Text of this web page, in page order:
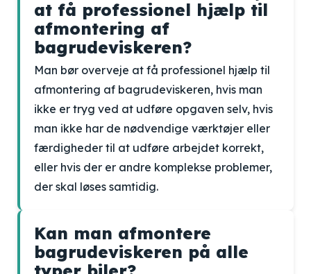
at få professionel hjælp til
afmontering af
bagrudeviskeren?
Man bør overveje at få professionel hjælp til
afmontering af bagrudeviskeren, hvis man
ikke er tryg ved at udføre opgaven selv, hvis
man ikke har de nødvendige værktøjer eller
færdigheder til at udføre arbejdet korrekt,
eller hvis der er andre komplekse problemer,
der skal løses samtidig.
Kan man afmontere
bagrudeviskeren på alle